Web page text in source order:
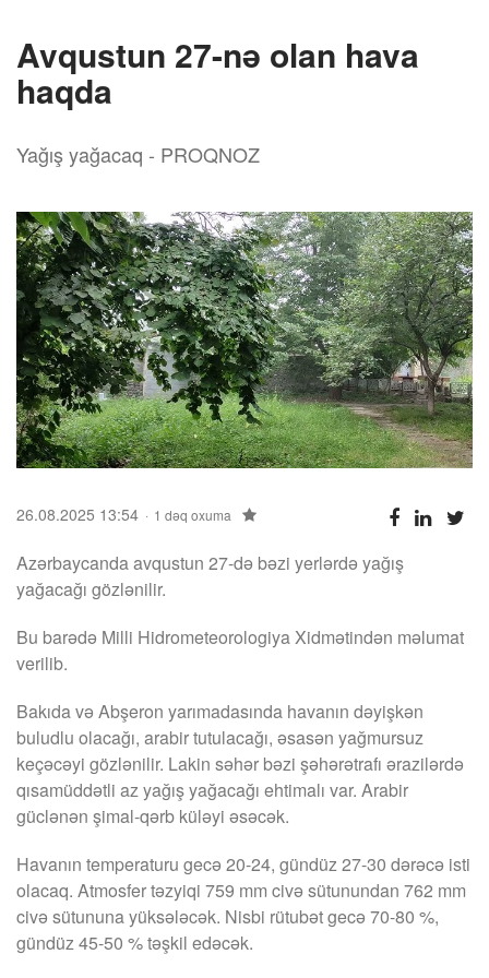
Avqustun 27-nə olan hava
haqda
Yağış yağacaq - PROQNOZ
26.08.2025 13:54 1 dəq oxuma
Azərbaycanda avqustun 27-də bəzi yerlərdə yağış
yağacağı gözlənilir.
Bu barədə Milli Hidrometeorologiya Xidmətindən məlumat
verilib.
Bakıda və Abşeron yarımadasında havanın dəyişkən
buludlu olacağı, arabir tutulacağı, əsasən yağmursuz
keçəcəyi gözlənilir. Lakin səhər bəzi şəhərətrafı ərazilərdə
qısamüddətli az yağış yağacağı ehtimalı var. Arabir
güclənən şimal-qərb küləyi əsəcək.
Havanın temperaturu gecə 20-24, gündüz 27-30 dərəcə isti
olacaq. Atmosfer təzyiqi 759 mm civə sütunundan 762 mm
civə sütununa yüksələcək. Nisbi rütubət gecə 70-80 %,
gündüz 45-50 % təşkil edəcək.